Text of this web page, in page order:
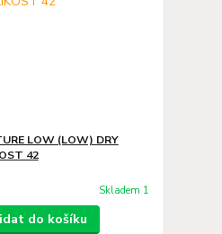
LOW (LOW) DRY
42
Skladem 1
do košíku